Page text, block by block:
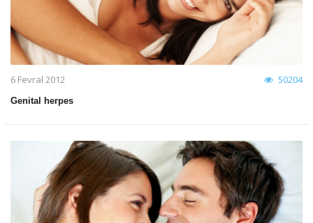
6 Fevral 2012 50204
Genital herpes